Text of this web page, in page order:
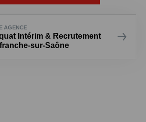
AGENCE
Intérim & Recrutement
sur-Saône